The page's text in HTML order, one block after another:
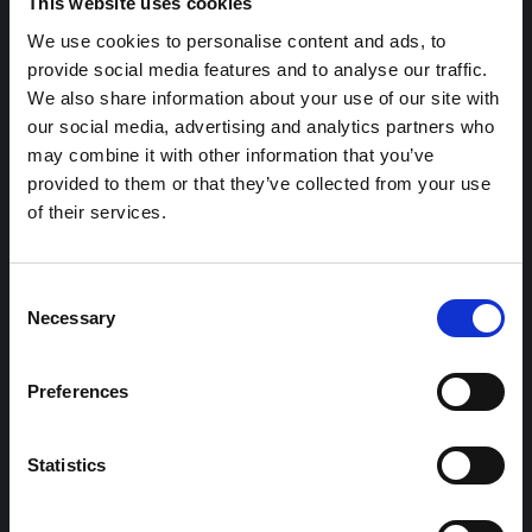
We use cookies to personalise content and ads, to
provide social media features and to analyse our traffic.
We also share information about your use of our site with
our social media, advertising and analytics partners who
may combine it with other information that you’ve
provided to them or that they’ve collected from your use
of their services.
Selection
Necessary
Preferences
Statistics
Pris
600 kronor för 45 minuter.
Passa på att upptäcka
flyga i simulatorn.
Praktisk information